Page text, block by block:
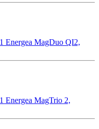
Energea MagDuo QI2,
Energea MagTrio 2,